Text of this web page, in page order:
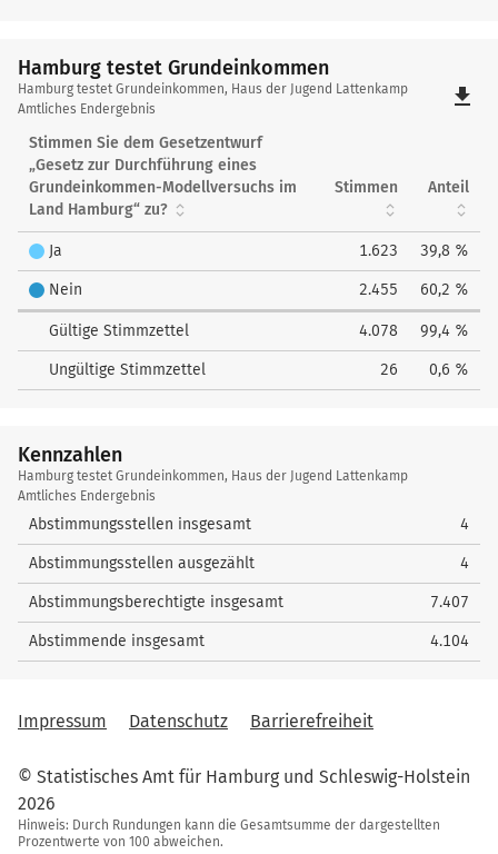
Hamburg testet Grundeinkommen
Hamburg
testet
Grundeinkommen
Hamburg testet Grundeinkommen, Haus der Jugend Lattenkamp
Amtliches Endergebnis
file_download
Stimmen Sie dem Gesetzentwurf
„Gesetz zur Durchführung eines
Grundeinkommen-Modellversuchs im
Land Hamburg“ zu?
Stimmen Anteil
Ja 1.623 39,8 %
Nein 2.455 60,2 %
Gültige Stimmzettel 4.078 99,4 %
Ungültige Stimmzettel 26 0,6 %
Kennzahlen
Kennzahlen
Hamburg testet Grundeinkommen, Haus der Jugend Lattenkamp
Amtliches Endergebnis
Abstimmungsstellen insgesamt 4
Abstimmungsstellen ausgezählt 4
Abstimmungsberechtigte insgesamt 7.407
Abstimmende insgesamt 4.104
Impressum Datenschutz Barrierefreiheit
© Statistisches Amt für Hamburg und Schleswig-Holstein
2026
Hinweis: Durch Rundungen kann die Gesamtsumme der dargestellten
Prozentwerte von 100 abweichen.